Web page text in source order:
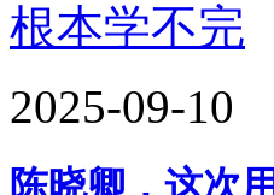
根本学不完
2025-09-10
陈晓卿，这次